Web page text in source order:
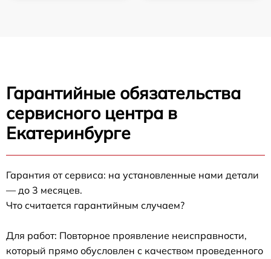
Гарантийные обязательства
сервисного центра в
Екатеринбурге
Гарантия от сервиса: на установленные нами детали
— до 3 месяцев.
Что считается гарантийным случаем?
Для работ: Повторное проявление неисправности,
который прямо обусловлен с качеством проведенного